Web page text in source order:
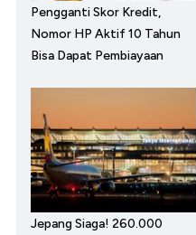
Pengganti Skor Kredit,
Nomor HP Aktif 10 Tahun
Bisa Dapat Pembiayaan
Jepang Siaga! 260.000